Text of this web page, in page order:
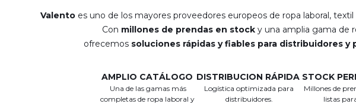
Valento es uno de los mayores proveedores europeos de ropa laboral,
Con millones de prendas en stocky una amplia gama de
ofrecemos soluciones rápidas y fiables para distribuidores y
AMPLIO CATÁLOGO
Una de las gamas más
completas de ropa laboral y
DISTRIBUCION RÁPIDA
Logística optimizada para
distribuidores.
STOCK
Millones de
listas